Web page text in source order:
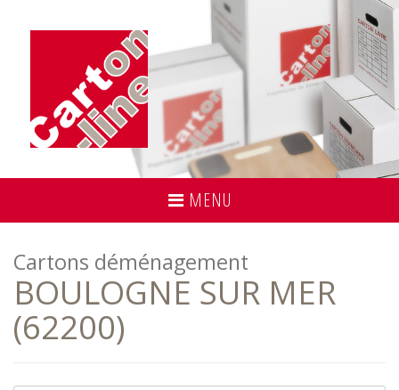
MENU
Cartons déménagement
BOULOGNE SUR MER
(62200)